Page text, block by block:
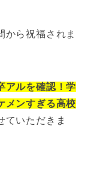
から祝福されま
アルを確認！学
メンすぎる高校
ていただきま